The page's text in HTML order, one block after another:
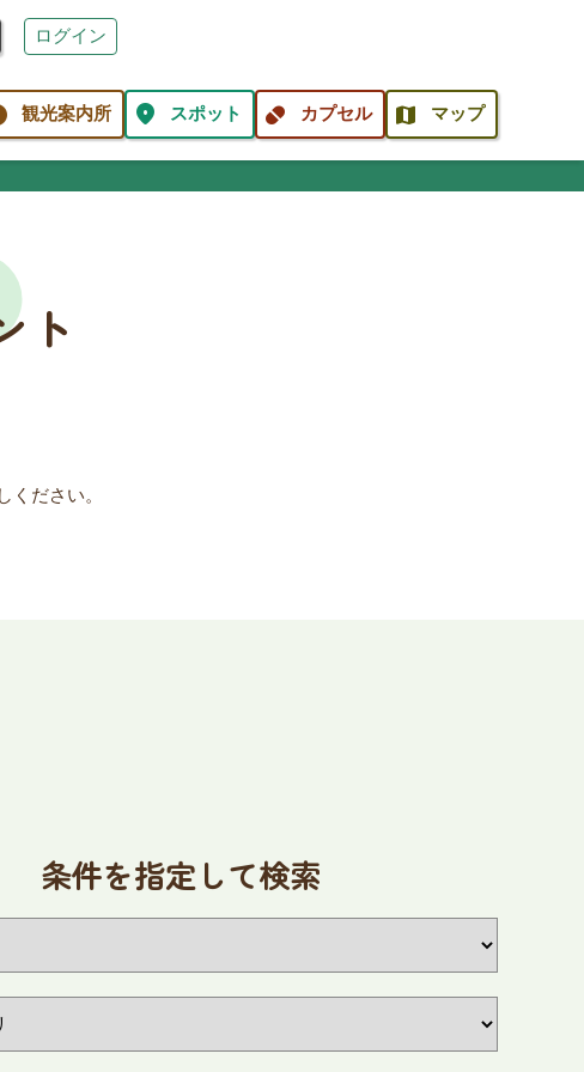
ログイン
観光案内所 location_on スポット pill カプセル map マップ
ト
ださい。
火 水 木 金
条件を指定して検索